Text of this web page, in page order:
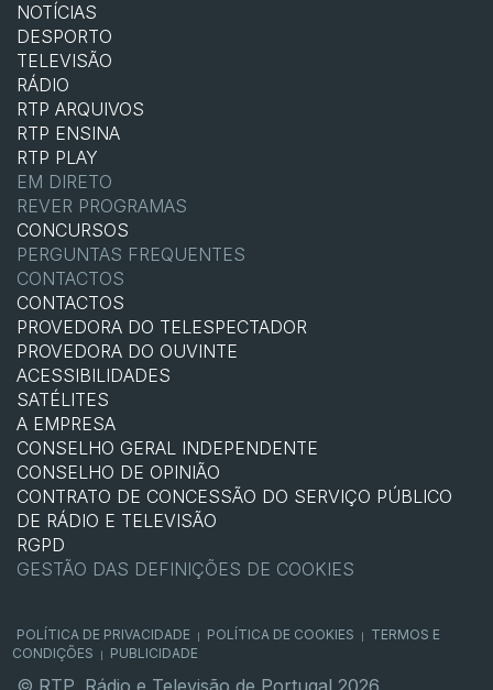
NOTÍCIAS
DESPORTO
TELEVISÃO
RÁDIO
RTP ARQUIVOS
RTP ENSINA
RTP PLAY
EM DIRETO
REVER PROGRAMAS
CONCURSOS
PERGUNTAS FREQUENTES
CONTACTOS
CONTACTOS
PROVEDORA DO TELESPECTADOR
PROVEDORA DO OUVINTE
ACESSIBILIDADES
SATÉLITES
A EMPRESA
CONSELHO GERAL INDEPENDENTE
CONSELHO DE OPINIÃO
CONTRATO DE CONCESSÃO DO SERVIÇO PÚBLICO
DE RÁDIO E TELEVISÃO
RGPD
GESTÃO DAS DEFINIÇÕES DE COOKIES
POLÍTICA DE PRIVACIDADE POLÍTICA DE COOKIES
TERMOS E
CONDIÇÕES
PUBLICIDADE